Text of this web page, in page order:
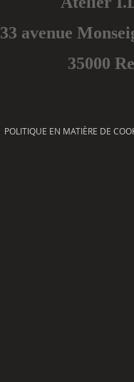
33 avenue
35000
POLITIQUE EN MATIÈRE DE